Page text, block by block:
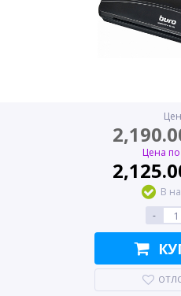
Цена по
В
-